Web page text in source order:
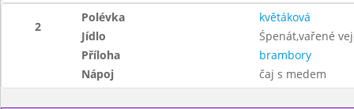
2
Polévka
květáková
Jídlo
Śpenát,vařené
Příloha
brambory
Nápoj
čaj s medem